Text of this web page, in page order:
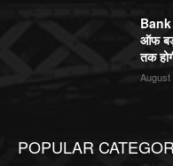
ऑफ
तक
POPULAR